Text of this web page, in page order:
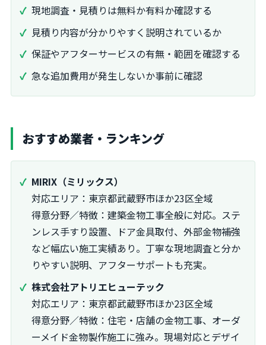
現地調査・見積りは無料か有料か確認する
見積り内容が分かりやすく説明されているか
保証やアフターサービスの有無・範囲を確認する
急な追加費用が発生しないか事前に確認
おすすめ業者・ランキング
MIRIX（ミリックス）
対応エリア：東京都武蔵野市ほか23区全域
得意分野／特徴：建築金物工事全般に対応。ステ
ンレス手すり設置、ドア金具取付、外部金物補強
など幅広い施工実績あり。丁寧な現地調査と分か
りやすい説明、アフターサポートも充実。
株式会社アトリエヒューテック
対応エリア：東京都武蔵野市ほか23区全域
得意分野／特徴：住宅・店舗の金物工事、オーダ
ーメイド金物製作施工に強み。現場対応とデザイ